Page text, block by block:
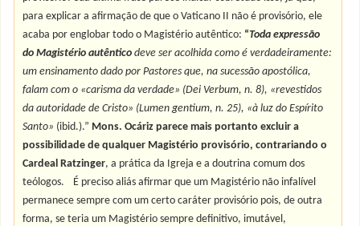
para explicar a afirmação de que o Vaticano II não é provisório, ele
acaba por englobar todo o Magistério autêntico: “Toda expressão
do Magistério autêntico deve ser acolhida como é verdadeiramente:
um ensinamento dado por Pastores que, na sucessão apostólica,
falam com o «carisma da verdade» (Dei Verbum, n. 8), «revestidos
da autoridade de Cristo» (Lumen gentium, n. 25), «à luz do Espírito
Santo» (ibid.).” Mons. Ocáriz parece mais portanto excluir a
possibilidade de qualquer Magistério provisório, contrariando o
Cardeal Ratzinger, a prática da Igreja e a doutrina comum dos
teólogos.
É preciso aliás afirmar que um Magistério não infalível
permanece sempre com um certo caráter provisório pois, de outra
forma, se teria um Magistério sempre definitivo, imutável,